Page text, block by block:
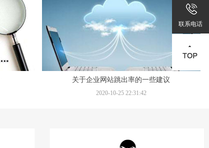
关于企业网站跳出率的一些建议
2020-10-25 22:31:42
联系电话